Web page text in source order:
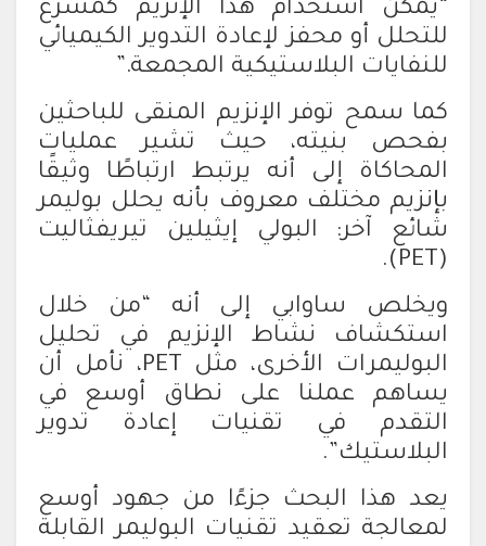
“يمكن استخدام هذا الإنزيم كمسرع
للتحلل أو محفز لإعادة التدوير الكيميائي
للنفايات البلاستيكية المجمعة.”
كما سمح توفر الإنزيم المنقى للباحثين
بفحص بنيته، حيث تشير عمليات
المحاكاة إلى أنه يرتبط ارتباطًا وثيقًا
بإنزيم مختلف معروف بأنه يحلل بوليمر
شائع آخر: البولي إيثيلين تيريفثاليت
(PET).
ويخلص ساوابي إلى أنه “من خلال
استكشاف نشاط الإنزيم في تحليل
البوليمرات الأخرى، مثل PET، نأمل أن
يساهم عملنا على نطاق أوسع في
التقدم في تقنيات إعادة تدوير
البلاستيك”.
يعد هذا البحث جزءًا من جهود أوسع
لمعالجة تعقيد تقنيات البوليمر القابلة